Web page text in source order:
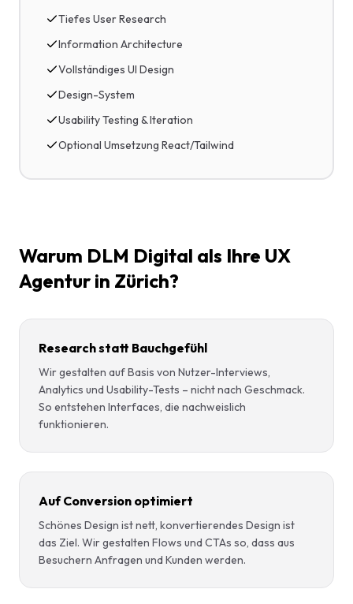
Tiefes User Research
Information Architecture
Vollständiges UI Design
Design-System
Usability Testing & Iteration
Optional Umsetzung React/Tailwind
Warum DLM Digital als Ihre UX
Agentur in Zürich?
Research statt Bauchgefühl
Wir gestalten auf Basis von Nutzer-Interviews,
Analytics und Usability-Tests – nicht nach Geschmack.
So entstehen Interfaces, die nachweislich
funktionieren.
Auf Conversion optimiert
Schönes Design ist nett, konvertierendes Design ist
das Ziel. Wir gestalten Flows und CTAs so, dass aus
Besuchern Anfragen und Kunden werden.